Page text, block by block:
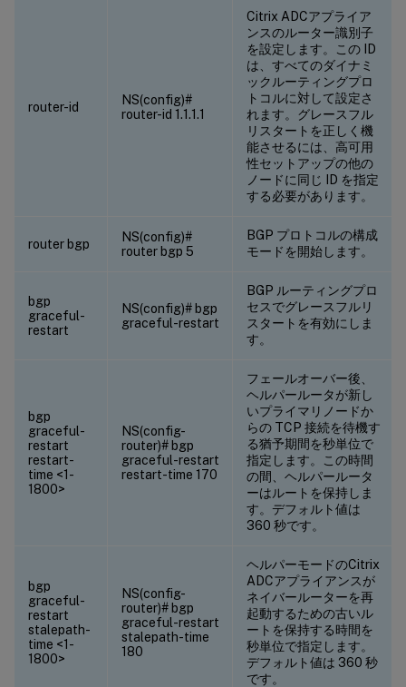
router-id
NS(config)#
router-id 1.1.1.1
Citrix ADCアプライア
ンスのルーター識別子
を設定します。この ID
は、すべてのダイナミ
ックルーティングプロ
トコルに対して設定さ
れます。グレースフル
リスタートを正しく機
能させるには、高可用
性セットアップの他の
ノードに同じ ID を指定
する必要があります。
router bgp
NS(config)#
router bgp 5
BGP プロトコルの構成
モードを開始します。
bgp
graceful-
restart
NS(config)# bgp
graceful-restart
BGP ルーティングプロ
セスでグレースフルリ
スタートを有効にしま
す。
bgp
graceful-
restart
restart-
time <1-
1800>
NS(config-
router)# bgp
graceful-restart
restart-time 170
フェールオーバー後、
ヘルパールータが新し
いプライマリノードか
らの TCP 接続を待機す
る猶予期間を秒単位で
指定します。この時間
の間、ヘルパールータ
ーはルートを保持しま
す。デフォルト値は
360 秒です。
bgp
graceful-
restart
stalepath-
time <1-
1800>
NS(config-
router)# bgp
graceful-restart
stalepath-time
180
ヘルパーモードのCitrix
ADCアプライアンスが
ネイバールーターを再
起動するための古いル
ートを保持する時間を
秒単位で指定します。
デフォルト値は 360 秒
です。